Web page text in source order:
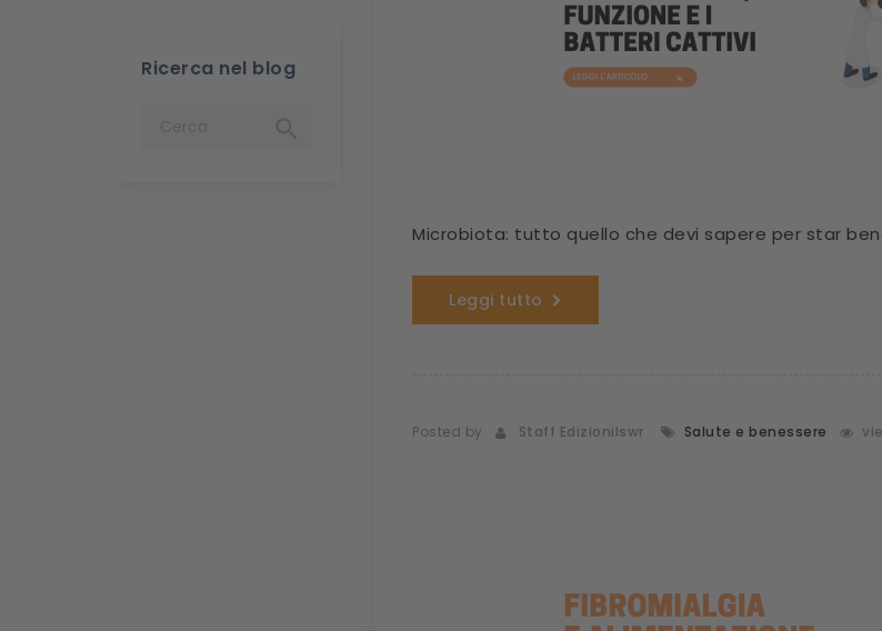
Ricerca nel blog
Microbiota: tutto quello che devi sapere per star
Leggi tutto
Posted by Staff Edizionilswr Salute e benessere